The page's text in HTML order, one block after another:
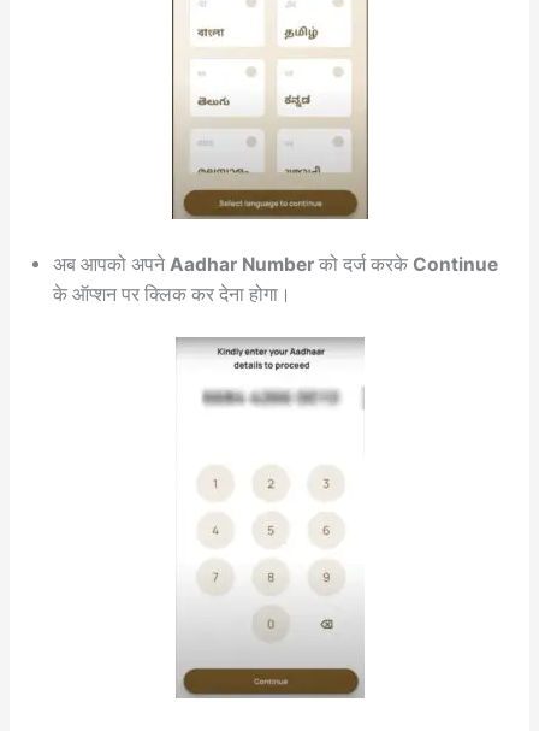
अब आपको अपनेAadhar Numberको दर्ज करके Continue
के ऑप्शन पर क्लिक कर देना होगा।